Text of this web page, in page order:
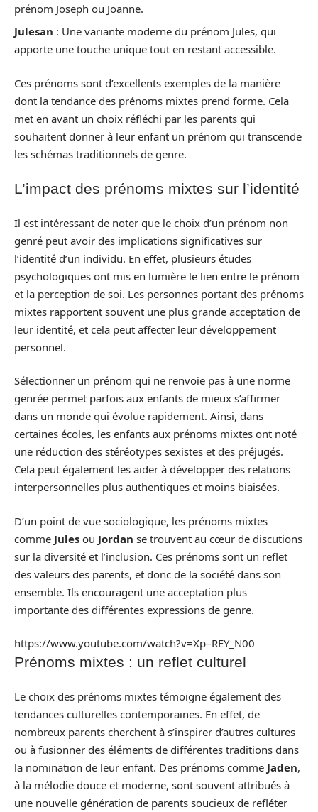
prénom Joseph ou Joanne.
Julesan : Une variante moderne du prénom Jules, qui
apporte une touche unique tout en restant accessible.
Ces prénoms sont d’excellents exemples de la manière
dont la tendance des prénoms mixtes prend forme. Cela
met en avant un choix réfléchi par les parents qui
souhaitent donner à leur enfant un prénom qui transcende
les schémas traditionnels de genre.
L’impact des prénoms mixtes sur l’identité
Il est intéressant de noter que le choix d’un prénom non
genré peut avoir des implications significatives sur
l’identité d’un individu. En effet, plusieurs études
psychologiques ont mis en lumière le lien entre le prénom
et la perception de soi. Les personnes portant des prénoms
mixtes rapportent souvent une plus grande acceptation de
leur identité, et cela peut affecter leur développement
personnel.
Sélectionner un prénom qui ne renvoie pas à une norme
genrée permet parfois aux enfants de mieux s’affirmer
dans un monde qui évolue rapidement. Ainsi, dans
certaines écoles, les enfants aux prénoms mixtes ont noté
une réduction des stéréotypes sexistes et des préjugés.
Cela peut également les aider à développer des relations
interpersonnelles plus authentiques et moins biaisées.
D’un point de vue sociologique, les prénoms mixtes
comme Jules ou Jordan se trouvent au cœur de discutions
sur la diversité et l’inclusion. Ces prénoms sont un reflet
des valeurs des parents, et donc de la société dans son
ensemble. Ils encouragent une acceptation plus
importante des différentes expressions de genre.
https://www.youtube.com/watch?v=Xp–REY_N00
Prénoms mixtes : un reflet culturel
Le choix des prénoms mixtes témoigne également des
tendances culturelles contemporaines. En effet, de
nombreux parents cherchent à s’inspirer d’autres cultures
ou à fusionner des éléments de différentes traditions dans
la nomination de leur enfant. Des prénoms comme Jaden,
à la mélodie douce et moderne, sont souvent attribués à
une nouvelle génération de parents soucieux de refléter